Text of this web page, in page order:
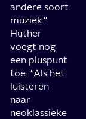
andere soort
muziek.”
Hüther
voegt nog
een pluspunt
toe: “Als het
luisteren
naar
neoklassieke